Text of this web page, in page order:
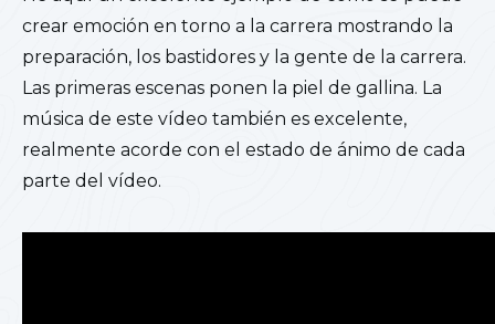
crear emoción en torno a la carrera mostrando la
preparación, los bastidores y la gente de la carrera.
Las primeras escenas ponen la piel de gallina. La
música de este vídeo también es excelente,
realmente acorde con el estado de ánimo de cada
parte del vídeo.